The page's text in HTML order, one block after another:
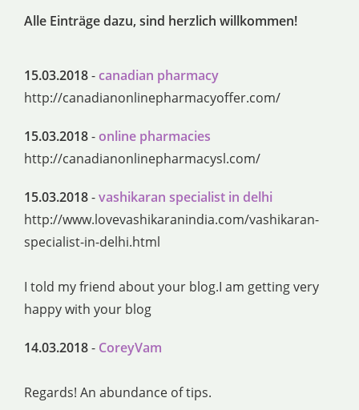
Alle Einträge dazu, sind herzlich willkommen!
15.03.2018-canadian pharmacy
http://canadianonlinepharmacyoffer.com/
15.03.2018-online pharmacies
http://canadianonlinepharmacysl.com/
15.03.2018-vashikaran specialist in delhi
http://www.lovevashikaranindia.com/vashikaran-
specialist-in-delhi.html
I told my friend about your blog.I am getting very
happy with your blog
14.03.2018- CoreyVam
Regards! An abundance of tips.